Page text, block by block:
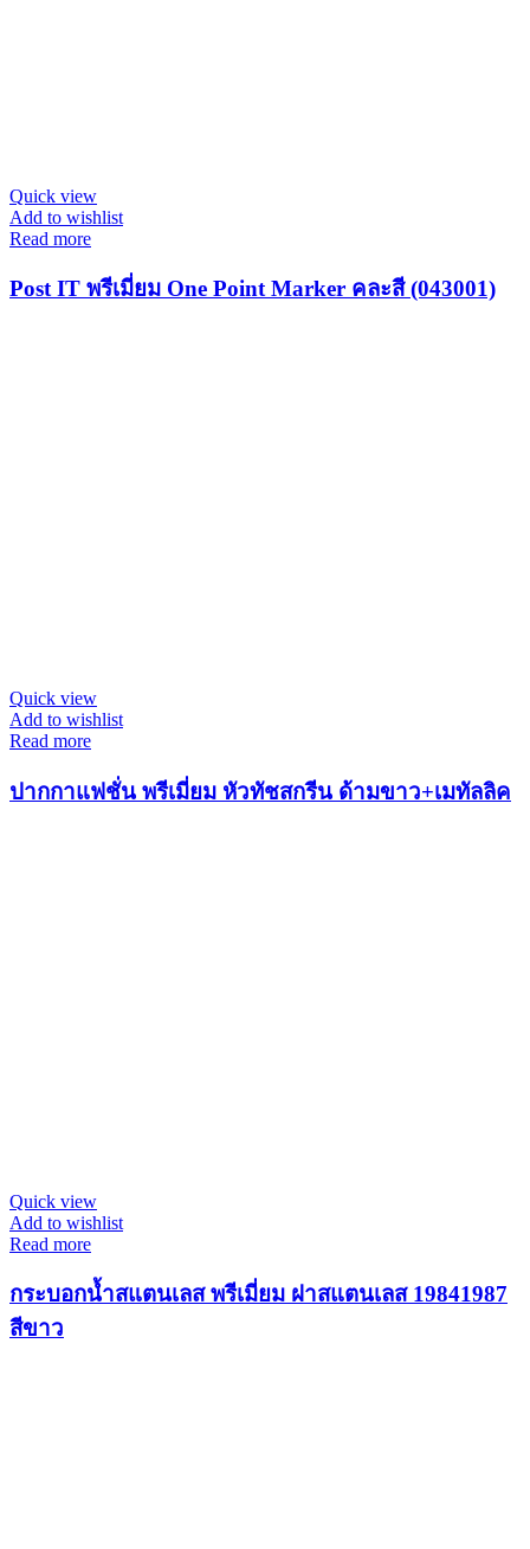
Quick view
Add to wishlist
Read more
Post IT พรีเมี่ยม One Point Marker คละสี (043001)
Quick view
Add to wishlist
Read more
ปากกาแฟชั่น พรีเมี่ยม หัวทัชสกรีน ด้ามขาว+เมทัลลิค
Quick view
Add to wishlist
Read more
กระบอกน้ำสแตนเลส พรีเมี่ยม ฝาสแตนเลส 19841987
สีขาว